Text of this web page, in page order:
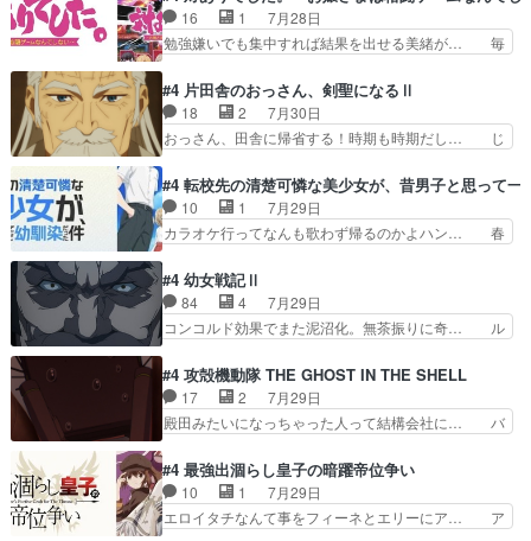
のどうやって運ぶんだよ！？姉… ダラさん、人型
形態にもなれるんか!?w髪…
ありがとうございました来週もよろし… 握った◯
治郎（中の人的に）仲間であるプレ… ヨコヤの頭
の回転の速さと人間の心理を利用… 夜の国のヨコ
で夜の国の独裁支配を強化、… やはりヨコヤいい
ですね。昼の国が勝てる流… 役で出演いたしまし
た。次回も緊張が止まり…
16 1
7月28日
勉強嫌いでも集中すれば結果を出せる美緒が… 毎
なゲームも相手が強すぎるとやる気無く… テー
マ：テスト勉強と大会感想は、美緒がテ… すげー
ーーーーーーーー良い……。女性声優… 深夜の格
ゲー対戦よりテストの方がよっぽど… 真剣に授業
ストに向けて勉強会！美緒ちゃ… 受験勉強と戦闘
の2択なら戦闘を選ぶ娘w美… 勉強嫌いでバトル
を選ぶって、ひぐらしの沙…
#4 片田舎のおっさん、剣聖になるⅡ
18 2
7月30日
おっさん、田舎に帰省する！時期も時期だし… じ
れない爺さんには夢が詰まってると思う… クル
ニ、ヘンブリッツ、ミュイと一緒におっ… 帰省、
お供ヒロインはクルニ。順番的には確… 父親から
手紙が来た。サーベルボアの退治の… ここでヘン
家に帰ることに・ベリルはミュ… おっさんの親と
なるとお爺ちゃんだよね孫扱… ・ベリル、実家に
帰ることに・ベリルはミュ…
#4 転校先の清楚可憐な美少女が、昔男子と思って一
10 1
7月29日
カラオケ行ってなんも歌わず帰るのかよハン… 春
やらあの女優さんが春希のお母さんのよ… 春希ち
ゃん姫ちゃんに野菜の子も凄え可愛い… 隼人くん
のスマホを買いに行ってたけど完全… 第４話を
U-NEXTで視聴しました。視聴… スマホを買うた
見始めてたけどなんだかん… いきなりシリアス展
開ぶち込んでくるじゃん… 春希の家庭事情は複
雑。食事とか隼人が親身…
#4 幼女戦記Ⅱ
84 4
7月29日
コンコルド効果でまた泥沼化。無茶振りに奇… ル
グを更新しました!!宜しければ、是非… 計画通り
にはいかないね笑やり遂げた(ほぼ… 今回もター
ニャに不都合なことがあったりし… 白髪の男性が
語った家族を失った喪無感が、… 連邦に対して有
油を注ぐターニャの勝利軍… 犠牲を払っても良い
ならお前たちが前線へ行… 戦闘がアッサリし過ぎ
じゃない？戦争がメイ…
#4 攻殻機動隊 THE GHOST IN THE SHELL
17 2
7月29日
殿田みたいになっちゃった人って結構会社に… バ
見た目もうただのロボでしかないんだよ… 俺らの
汗拭きそりゃいやだろwwバトー＆ト… イノセン
スの元となった回だけど、ガイノイ… アダム・リ
ンクやジェイムスン(教授)型サ… アンドロイドも
#4 最強出涸らし皇子の暗躍帝位争い
10 1
7月29日
エロイタチなんて事をフィーネとエリーにア… ア